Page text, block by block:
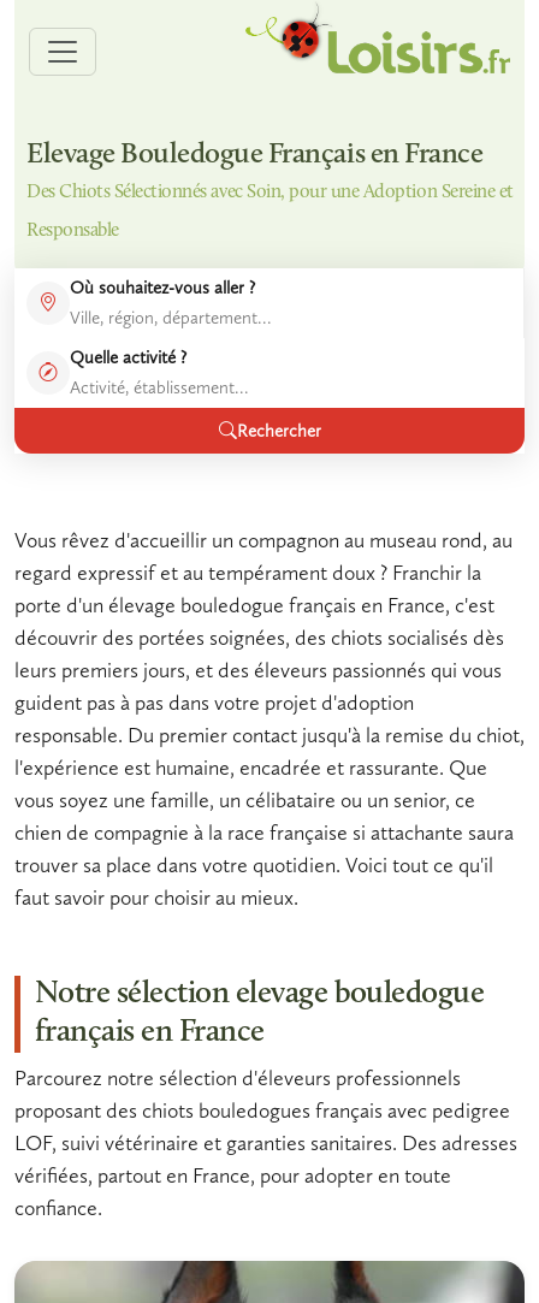
Elevage Bouledogue Français en France
Des Chiots Sélectionnés avec Soin, pour une Adoption Sereine et
Responsable
Où souhaitez-vous aller ?
Quelle activité ?
Rechercher
Vous rêvez d'accueillir un compagnon au museau rond, au
regard expressif et au tempérament doux ? Franchir la
porte d'un élevage bouledogue français en France, c'est
découvrir des portées soignées, des chiots socialisés dès
leurs premiers jours, et des éleveurs passionnés qui vous
guident pas à pas dans votre projet d'adoption
responsable. Du premier contact jusqu'à la remise du chiot,
l'expérience est humaine, encadrée et rassurante. Que
vous soyez une famille, un célibataire ou un senior, ce
chien de compagnie à la race française si attachante saura
trouver sa place dans votre quotidien. Voici tout ce qu'il
faut savoir pour choisir au mieux.
Notre sélection elevage bouledogue
français en France
Parcourez notre sélection d'éleveurs professionnels
proposant des chiots bouledogues français avec pedigree
LOF, suivi vétérinaire et garanties sanitaires. Des adresses
vérifiées, partout en France, pour adopter en toute
confiance.